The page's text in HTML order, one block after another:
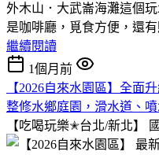
外木山．大武崙海灘這個
是咖啡廳，覓食方便，還
繼續閱讀
1個月前
【2026自來水園區】全面
整修水鄉庭園，滑水道、
【吃喝玩樂✭台北/新北】